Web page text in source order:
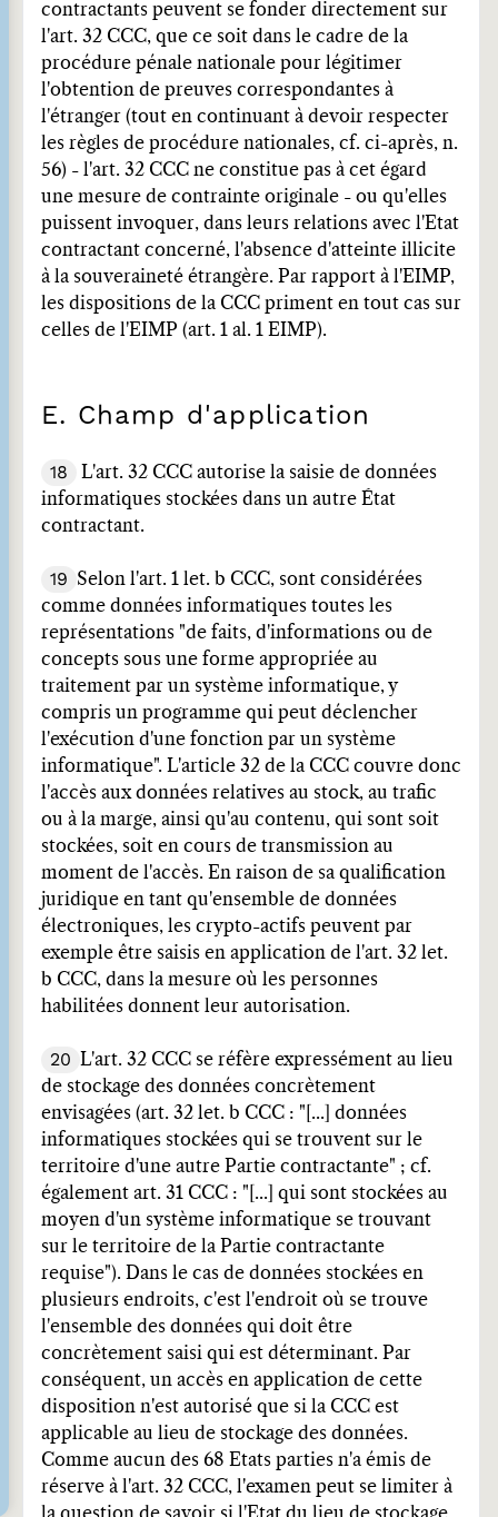
contractants peuvent se fonder directement sur
l'art. 32 CCC, que ce soit dans le cadre de la
procédure pénale nationale pour légitimer
l'obtention de preuves correspondantes à
l'étranger (tout en continuant à devoir respecter
les règles de procédure nationales, cf. ci-après, n.
56) - l'art. 32 CCC ne constitue pas à cet égard
une mesure de contrainte originale - ou qu'elles
puissent invoquer, dans leurs relations avec l'Etat
contractant concerné, l'absence d'atteinte illicite
à la souveraineté étrangère. Par rapport à l'EIMP,
les dispositions de la CCC priment en tout cas sur
celles de l'EIMP (art. 1 al. 1 EIMP).
E. Champ d'application
18
L'art. 32 CCC autorise la saisie de données
informatiques stockées dans un autre État
contractant.
19
Selon l'art. 1 let. b CCC, sont considérées
comme données informatiques toutes les
représentations "de faits, d'informations ou de
concepts sous une forme appropriée au
traitement par un système informatique, y
compris un programme qui peut déclencher
l'exécution d'une fonction par un système
informatique". L'article 32 de la CCC couvre donc
l'accès aux données relatives au stock, au trafic
ou à la marge, ainsi qu'au contenu, qui sont soit
stockées, soit en cours de transmission au
moment de l'accès. En raison de sa qualification
juridique en tant qu'ensemble de données
électroniques, les crypto-actifs peuvent par
exemple être saisis en application de l'art. 32 let.
b CCC, dans la mesure où les personnes
habilitées donnent leur autorisation.
20
L'art. 32 CCC se réfère expressément au lieu
de stockage des données concrètement
envisagées (art. 32 let. b CCC : "[...] données
informatiques stockées qui se trouvent sur le
territoire d'une autre Partie contractante" ; cf.
également art. 31 CCC : "[...] qui sont stockées au
moyen d'un système informatique se trouvant
sur le territoire de la Partie contractante
requise"). Dans le cas de données stockées en
plusieurs endroits, c'est l'endroit où se trouve
l'ensemble des données qui doit être
concrètement saisi qui est déterminant. Par
conséquent, un accès en application de cette
disposition n'est autorisé que si la CCC est
applicable au lieu de stockage des données.
Comme aucun des 68 Etats parties n'a émis de
réserve à l'art. 32 CCC, l'examen peut se limiter à